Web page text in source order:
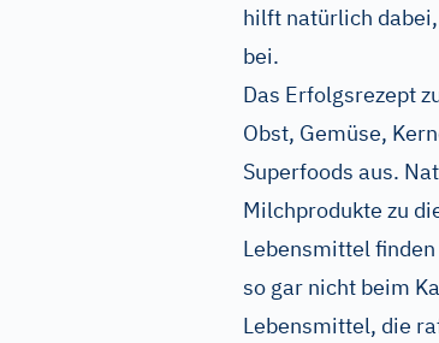
hilft natürlich
bei.
Das Erfolgsrezept
Obst, Gemüse,
Superfoods aus.
Milchprodukte zu
Lebensmittel
so gar nicht beim
Lebensmittel, die